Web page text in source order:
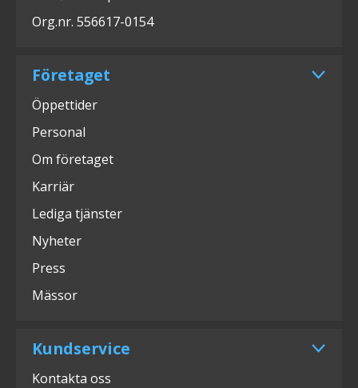
Org.nr. 556617-0154
Företaget
Öppettider
Personal
Om företaget
Karriär
Lediga tjänster
Nyheter
Press
Mässor
Kundservice
Kontakta oss